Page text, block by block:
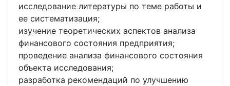
исследование литературы по теме работы и
ее систематизация;
изучение теоретических аспектов анализа
финансового состояния предприятия;
проведение анализа финансового состояния
объекта исследования;
разработка рекомендаций по улучшению